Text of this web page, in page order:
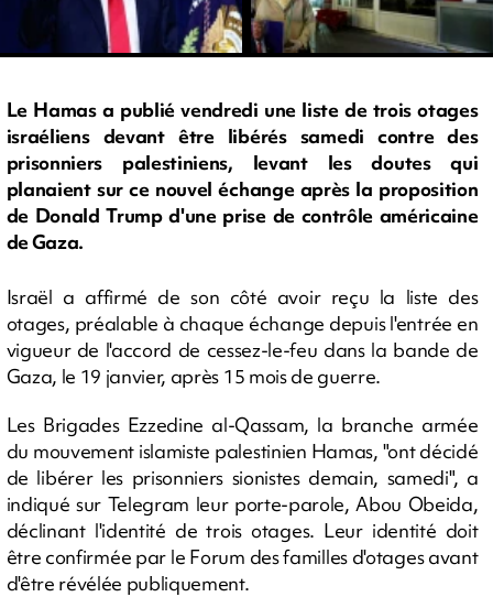
Le Hamas a publié vendredi une liste de trois otages
israéliens devant être libérés samedi contre des
prisonniers palestiniens, levant les doutes qui
planaient sur ce nouvel échange après la proposition
de Donald Trump d'une prise de contrôle américaine
de Gaza.
Israël a affirmé de son côté avoir reçu la liste des
otages, préalable à chaque échange depuis l'entrée en
vigueur de l'accord de cessez-le-feu dans la bande de
Gaza, le 19 janvier, après 15 mois de guerre.
Les Brigades Ezzedine al-Qassam, la branche armée
du mouvement islamiste palestinien Hamas, "ont décidé
de libérer les prisonniers sionistes demain, samedi", a
indiqué sur Telegram leur porte-parole, Abou Obeida,
déclinant l'identité de trois otages. Leur identité doit
être confirmée par le Forum des familles d'otages avant
d'être révélée publiquement.